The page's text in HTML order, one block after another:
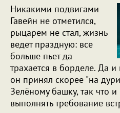
Никакими подвигами
Гавейн не отметился,
рыцарем не стал, жизнь
ведет праздную: все
больше пьет да
трахается в борделе. Да
он принял скорее "на
Зелёному башку, так что
выполнять требование